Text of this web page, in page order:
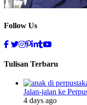
Follow Us
Tulisan Terbaru
Jalan-jalan ke
4 days ago